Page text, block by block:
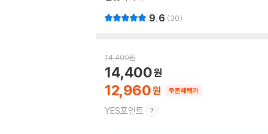
9.6 30
14,400원
12,960
14,400
쿠폰혜택가
YES포인트